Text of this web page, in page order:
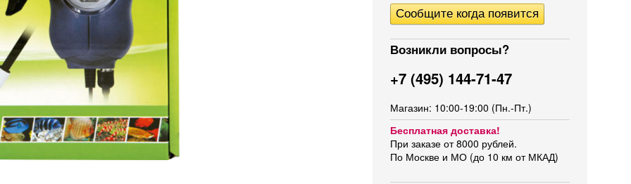
Возникли вопросы?
+7 (495) 144-71-47
Магазин: 10:00-19:00 (Пн.-Пт.)
Бесплатная доставка!
При заказе от 8000 рублей.
По Москве и МО (до 10 км от МКАД)